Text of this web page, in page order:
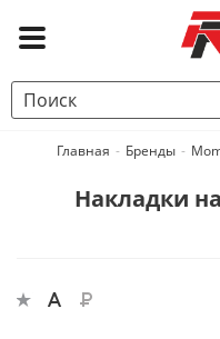
Главная - Бренды -
Накладки